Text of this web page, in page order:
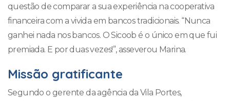
questão de comparar a sua experiência na cooperativa
financeira com a vivida em bancos tradicionais. “Nunca
ganhei nada nos bancos. O Sicoob é o único em que fui
premiada. E por duas vezes!”, asseverou Marina.
Missão gratificante
Segundo o gerente da agência da Vila Portes,